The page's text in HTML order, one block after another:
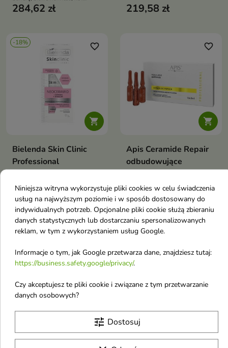
podrażnienia i poprawia
284,62 zł
głęboko nawilża, koi i wzmacnia
sprężystość skóry
219,58 zł
-18%

favorite_border
Bielenda Skin Clinic
Professional
rewitalizująco-
odbudowujące 30 ml
Intensywna regeneracja i
odbudowa skóry suchej,
odwodnionej i wrażliwej
36,35 zł44,33 zł

favorite_border
Apis Ceramide Repair
odbudowujące
ceramidami i beta
glukanem 10x3ml
Specjalistyczne ampułki
opracowane z myślą o
dogłębnym wsparciu osłabionej,
przesuszonej i podrażnionej
74,39 zł
-12%

favorite_border -12%

Niniejsza witryna wykorzystuje pliki cookies w celu świadczenia
usług na najwyższym poziomie i w sposób dostosowany do
indywidualnych potrzeb. Opcjonalne pliki cookie służą zbieraniu
danych statystycznych lub dostarczaniu spersonalizowanych
reklam, w tym z wykorzystaniem usług Google.
Informacje o tym, jak Google przetwarza dane, znajdziesz tutaj:
https://business.safety.google/privacy/.
Czy akceptujesz te pliki cookie i związane z tym przetwarzanie
danych osobowych?
tune Dostosuj